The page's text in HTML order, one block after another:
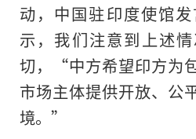
动，中国驻印度使馆
示，我们注意到上述
切，“中方希望印方为
市场主体提供开放、公
境。”